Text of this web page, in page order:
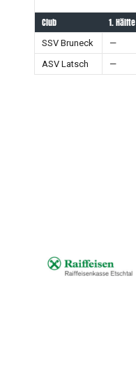
Club 1. Hälfte
SSV Bruneck —
ASV Latsch
—